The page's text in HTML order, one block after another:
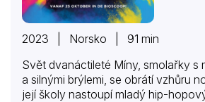
2023 | Norsko | 91 min
Svět dvanáctileté Míny, smolařky s
a silnými brýlemi, se obrátí vzhůru
její školy nastoupí mladý hip-